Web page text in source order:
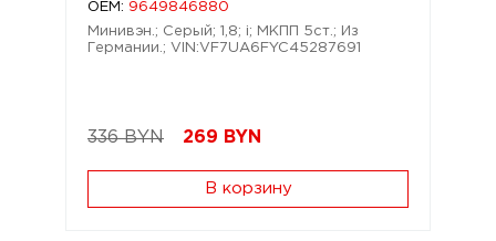
OEM: 9649846880
Минивэн.; Серый; 1,8; i; МКПП 5ст.; Из
Германии.; VIN:VF7UA6FYC45287691
336 BYN 269 BYN
В корзину